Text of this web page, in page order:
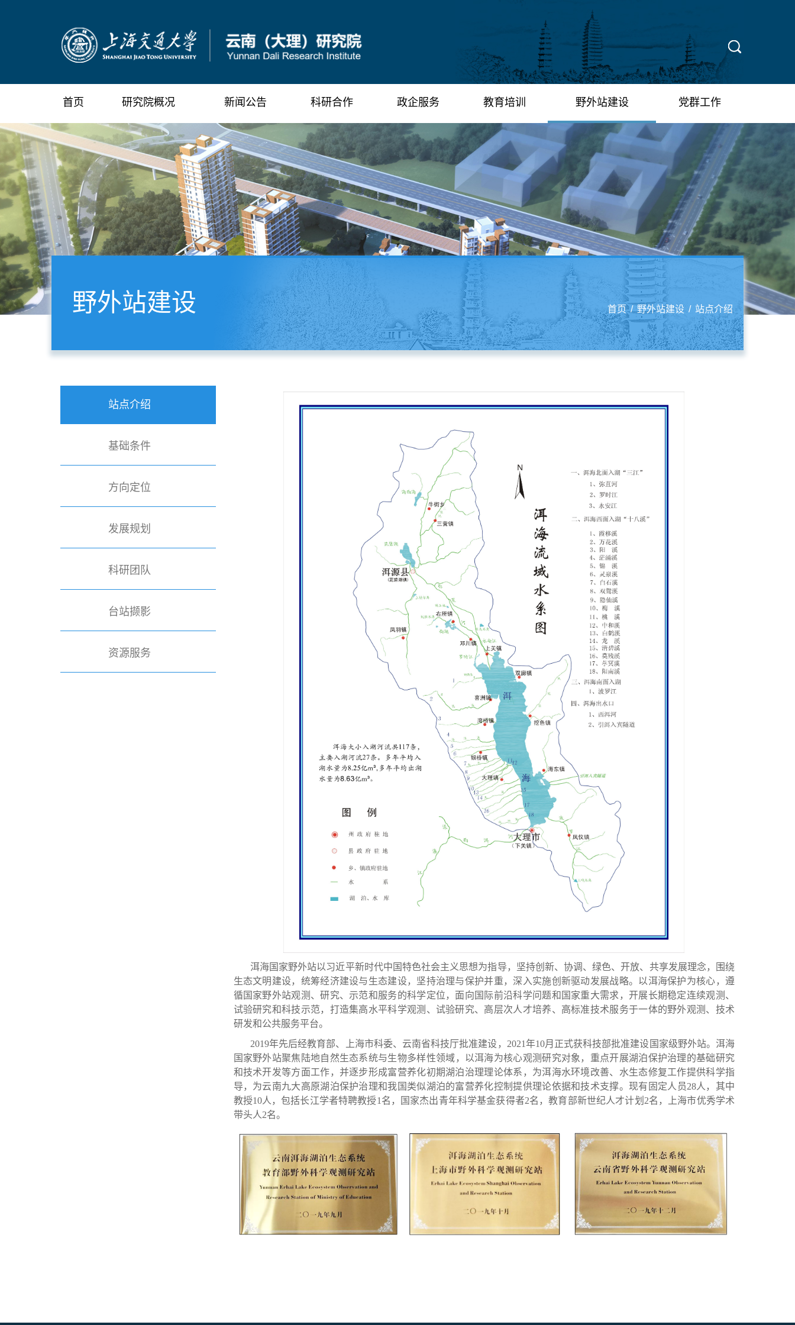
首页 研究院概况 新闻公告 科研合作 政企服务 教育培训 野外站建设 党群工作
野外站建设 首页/ 野外站建设 / 站点介绍
站点介绍
基础条件
方向定位
发展规划
科研团队
台站撷影
资源服务
洱海国家野外站以习近平新时代中国特色社会主义思想为指导，坚持创新、协调、绿色、开放、共享发展理念，围绕
生态文明建设，统筹经济建设与生态建设，坚持治理与保护并重，深入实施创新驱动发展战略。以洱海保护为核心，遵
循国家野外站观测、研究、示范和服务的科学定位，面向国际前沿科学问题和国家重大需求，开展长期稳定连续观测、
试验研究和科技示范，打造集高水平科学观测、试验研究、高层次人才培养、高标准技术服务于一体的野外观测、技术
研发和公共服务平台。
2019年先后经教育部、上海市科委、云南省科技厅批准建设， 2021年10月正式获科技部批准建设国家级野外站。 洱海
国家野外站聚焦陆地自然生态系统与生物多样性领域，以洱海为核心观测研究对象，重点开展湖泊保护治理的基础研究
和技术开发等方面工作，并逐步形成富营养化初期湖泊治理理论体系，为洱海水环境改善、水生态修复工作提供科学指
导，为云南九大高原湖泊保护治理和我国类似湖泊的富营养化控制提供理论依据和技术支撑。 现有固定人员28人，其中
教授10人，包括长江学者特聘教授1名，国家杰出青年科学基金获得者2名，教育部新世纪人才计划2名，上海市优秀学术
带头人2名。